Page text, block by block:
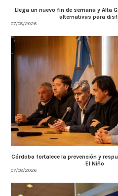
Llega un nuevo fin de semana y Alta
alternativas para
07/08/2026
Córdoba fortalece la prevención y
El Niño
07/08/2026